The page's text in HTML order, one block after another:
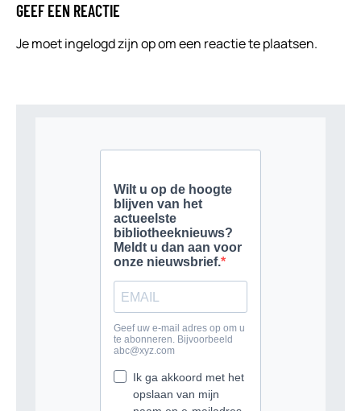
GEEF EEN REACTIE
Je moetingelogd zijn opom een reactie te plaatsen.